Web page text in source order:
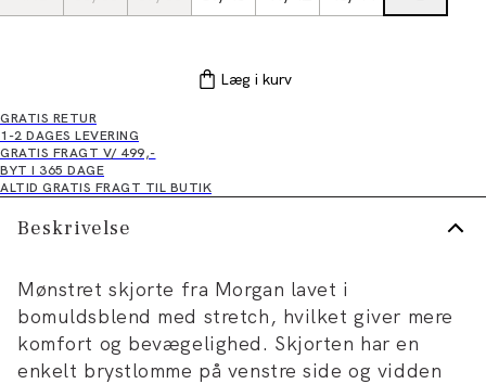
Læg i kurv
GRATIS RETUR
1-2 DAGES LEVERING
GRATIS FRAGT V/ 499,-
BYT I 365 DAGE
ALTID GRATIS FRAGT TIL BUTIK
Beskrivelse
Mønstret skjorte fra Morgan lavet i
bomuldsblend med stretch, hvilket giver mere
komfort og bevægelighed. Skjorten har en
enkelt brystlomme på venstre side og vidden